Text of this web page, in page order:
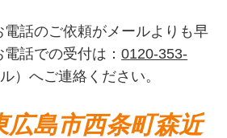
話のご依頼がメールよりも早
電話での受付は：0120-353-
）へご連絡ください。
広島市西条町森近